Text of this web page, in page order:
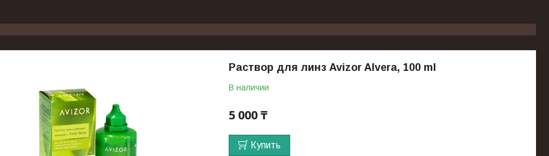
Раствор для линз Avizor Alvera, 100 ml
В наличии
5 000 ₸
Купить